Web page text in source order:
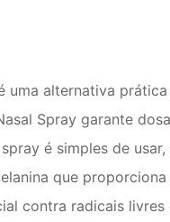
uma alternativa
Spray garante
é simples de
que
contra radicais